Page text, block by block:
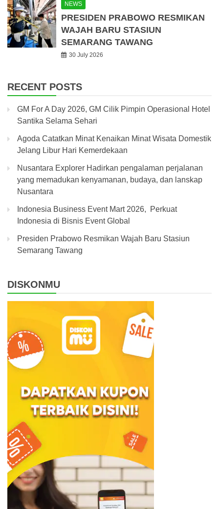
NEWS
PRESIDEN PRABOWO RESMIKAN
WAJAH BARU STASIUN
SEMARANG TAWANG
30 July 2026
RECENT POSTS
GM For A Day 2026, GM Cilik Pimpin Operasional Hotel
Santika Selama Sehari
Agoda Catatkan Minat Kenaikan Minat Wisata Domestik
Jelang Libur Hari Kemerdekaan
Nusantara Explorer Hadirkan pengalaman perjalanan
yang memadukan kenyamanan, budaya, dan lanskap
Nusantara
Indonesia Business Event Mart 2026, Perkuat
Indonesia di Bisnis Event Global
Presiden Prabowo Resmikan Wajah Baru Stasiun
Semarang Tawang
DISKONMU